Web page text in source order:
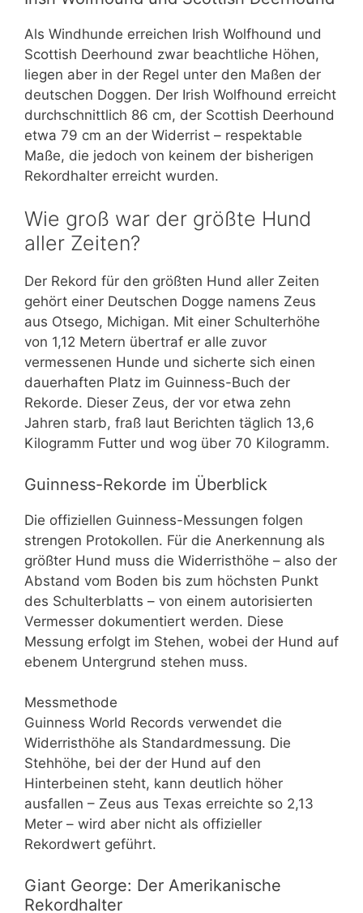
Als Windhunde erreichen Irish Wolfhound und
Scottish Deerhound zwar beachtliche Höhen,
liegen aber in der Regel unter den Maßen der
deutschen Doggen. Der Irish Wolfhound erreicht
durchschnittlich 86 cm, der Scottish Deerhound
etwa 79 cm an der Widerrist – respektable
Maße, die jedoch von keinem der bisherigen
Rekordhalter erreicht wurden.
Wie groß war der größte Hund
aller Zeiten?
Der Rekord für den größten Hund aller Zeiten
gehört einer Deutschen Dogge namens Zeus
aus Otsego, Michigan. Mit einer Schulterhöhe
von 1,12 Metern übertraf er alle zuvor
vermessenen Hunde und sicherte sich einen
dauerhaften Platz im Guinness-Buch der
Rekorde. Dieser Zeus, der vor etwa zehn
Jahren starb, fraß laut Berichten täglich 13,6
Kilogramm Futter und wog über 70 Kilogramm.
Guinness-Rekorde im Überblick
Die offiziellen Guinness-Messungen folgen
strengen Protokollen. Für die Anerkennung als
größter Hund muss die Widerristhöhe – also der
Abstand vom Boden bis zum höchsten Punkt
des Schulterblatts – von einem autorisierten
Vermesser dokumentiert werden. Diese
Messung erfolgt im Stehen, wobei der Hund auf
ebenem Untergrund stehen muss.
Messmethode
Guinness World Records verwendet die
Widerristhöhe als Standardmessung. Die
Stehhöhe, bei der der Hund auf den
Hinterbeinen steht, kann deutlich höher
ausfallen – Zeus aus Texas erreichte so 2,13
Meter – wird aber nicht als offizieller
Rekordwert geführt.
Giant George: Der Amerikanische
Rekordhalter